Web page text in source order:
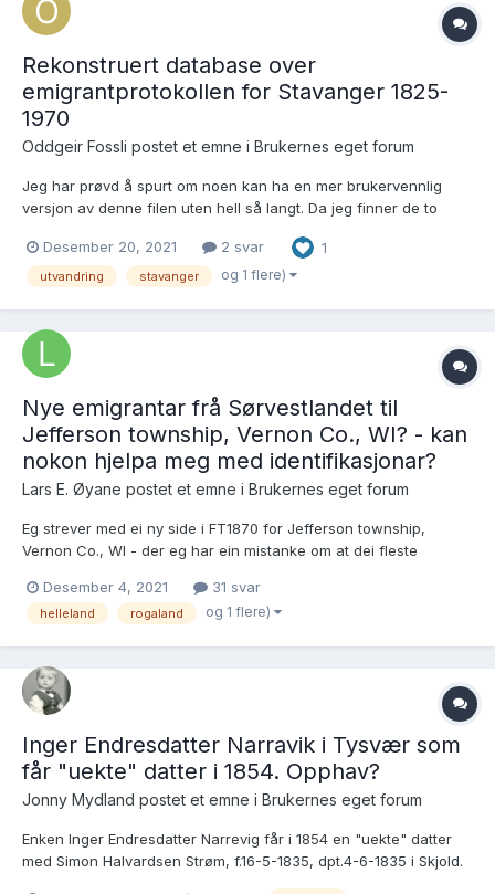
Rekonstruert database over
emigrantprotokollen for Stavanger 1825-
1970
Oddgeir Fossli postet et emne i Brukernes eget forum
Jeg har prøvd å spurt om noen kan ha en mer brukervennlig
versjon av denne filen uten hell så langt. Da jeg finner de to
her på forumet er det en stor kompetanse og kunnskap om så
mye, kanskje noen her har inform...
Desember 20, 2021 2 svar 1
utvandring stavanger og 1 flere)
Nye emigrantar frå Sørvestlandet til
Jefferson township, Vernon Co., WI? - kan
nokon hjelpa meg med identifikasjonar?
Lars E. Øyane postet et emne i Brukernes eget forum
Eg strever med ei ny side i FT1870 for Jefferson township,
Vernon Co., WI - der eg har ein mistanke om at dei fleste
greidd å identifisera so langt, Gullik Olson, kom frå Helleland.
Første kona hans, som var mor til dei eldste borni, var...
Desember 4, 2021 31 svar
helleland rogaland og 1 flere)
Inger Endresdatter Narravik i Tysvær som
får "uekte" datter i 1854. Opphav?
Jonny Mydland postet et emne i Brukernes eget forum
Enken Inger Endresdatter Narrevig får i 1854 en "uekte" datter
med Simon Halvardsen Strøm, f.16-5-1835, dpt.4-6-1835 i Skjold.